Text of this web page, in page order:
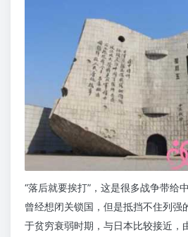
“落后就要挨打”，这是很多战争带给
曾经想闭关锁国，但是抵挡不住列强
于贫穷衰弱时期，与日本比较接近，